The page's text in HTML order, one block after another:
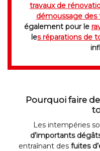
travaux de
démoussage des
également pour le
les réparations de
Pourquoi faire
Les intempéries
d’importants
entraînant des fuites